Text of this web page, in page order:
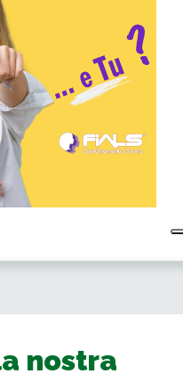
nostra